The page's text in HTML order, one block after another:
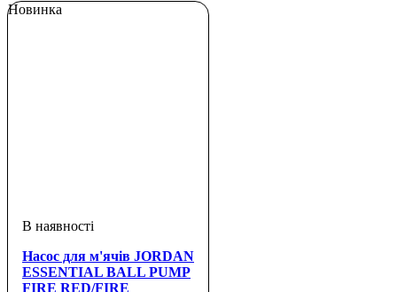
Новинка
Насос для м'ячів JORDAN
ESSENTIAL BALL PUMP
FIRE RED/FIRE